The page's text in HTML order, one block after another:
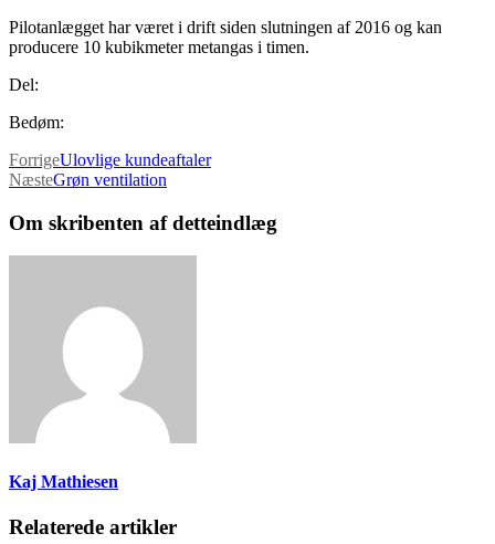
Pilotanlægget har været i drift siden slutningen af 2016 og kan
producere 10 kubikmeter metangas i timen.
Del:
Bedøm:
ForrigeUlovlige kundeaftaler
NæsteGrøn ventilation
Om skribenten af detteindlæg
Kaj Mathiesen
Relaterede artikler